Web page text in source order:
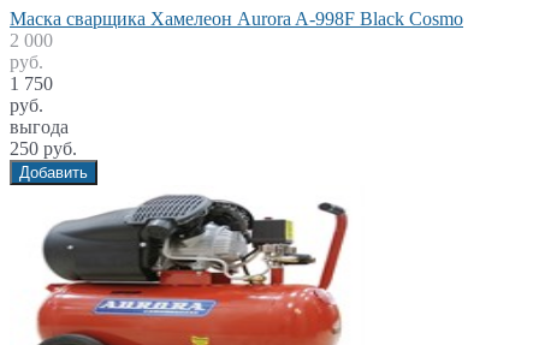
Маска сварщика Хамелеон Aurora A-998F Black Cosmo
2 000
руб.
1 750
руб.
выгода
250 руб.
Добавить